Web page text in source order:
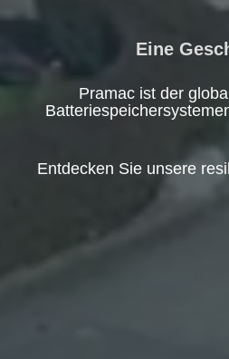
Eine
Pramac ist der
Entdecken Sie unsere